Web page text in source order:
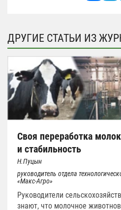
ДРУГИЕ СТАТЬИ ИЗ
Своя переработка
и стабильность
Н.Пуцын
руководитель отдела
«Макс-Агро»
Руководители
знают, что молочное